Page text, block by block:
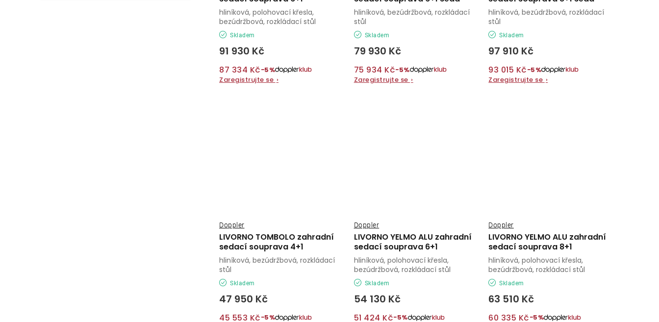
Skladem
91 930 Kč
87 334 Kč−5%
Zaregistrujte se ›
hliníková, polohovací křesla,
bezúdržbová, rozkládací stůl
Skladem
79 930 Kč
75 934 Kč−5%
Zaregistrujte se ›
hliníková, bezúdržbová, rozkládací
stůl
Skladem
97 910 Kč
93 015 Kč−5%
Zaregistrujte se ›
hliníková, bezúdržbová, rozkládací
stůl
LIVORNO TOMBOLO zahradní
sedací souprava 4+1
Doppler
Skladem
47 950 Kč
45 553 Kč−5%
hliníková, bezúdržbová, rozkládací
stůl
LIVORNO YELMO ALU zahradní
sedací souprava 6+1
Doppler
Skladem
54 130 Kč
51 424 Kč−5%
hliníková, polohovací křesla,
bezúdržbová, rozkládací stůl
LIVORNO YELMO ALU zahradní
sedací souprava 8+1
Doppler
Skladem
63 510 Kč
60 335 Kč−5%
hliníková, polohovací křesla,
bezúdržbová, rozkládací stůl